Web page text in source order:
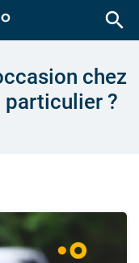
search
chez
particulier ?